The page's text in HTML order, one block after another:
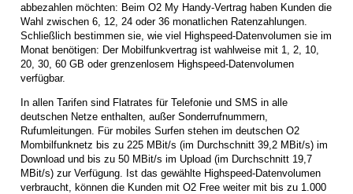
abbezahlen möchten: Beim O2 My Handy-Vertrag haben Kunden die
Wahl zwischen 6, 12, 24 oder 36 monatlichen Ratenzahlungen.
Schließlich bestimmen sie, wie viel Highspeed-Datenvolumen sie im
Monat benötigen: Der Mobilfunkvertrag ist wahlweise mit 1, 2, 10,
20, 30, 60 GB oder grenzenlosem Highspeed-Datenvolumen
verfügbar.
In allen Tarifen sind Flatrates für Telefonie und SMS in alle
deutschen Netze enthalten, außer Sonderrufnummern,
Rufumleitungen. Für mobiles Surfen stehen im deutschen O2
Mombilfunknetz bis zu 225 MBit/s (im Durchschnitt 39,2 MBit/s) im
Download und bis zu 50 MBit/s im Upload (im Durchschnitt 19,7
MBit/s) zur Verfügung. Ist das gewählte Highspeed-Datenvolumen
verbraucht, können die Kunden mit O2 Free weiter mit bis zu 1.000